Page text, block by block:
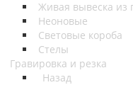
Живая вывеска из
Неоновые
Световые короба
Стелы
Гравировка и резка
Назад